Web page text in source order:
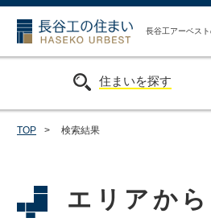
長谷
長谷工アーベス
住まいを探す
TOP > 検索結果
エリアか